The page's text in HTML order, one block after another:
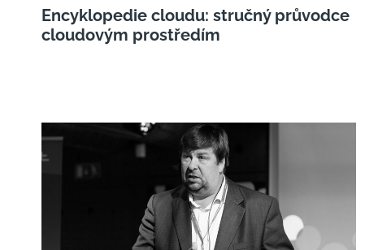
Encyklopedie cloudu: stručný průvodce
cloudovým prostředím